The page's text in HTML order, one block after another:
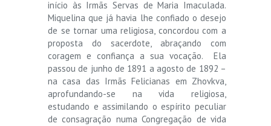
início às Irmãs Servas de Maria Imaculada.
Miquelina que já havia lhe confiado o desejo
de se tornar uma religiosa, concordou com a
proposta do sacerdote, abraçando com
coragem e confiança a sua vocação. Ela
passou de junho de 1891 a agosto de 1892 –
na casa das Irmãs Felicianas em Zhovkva,
aprofundando-se na vida religiosa,
estudando e assimilando o espírito peculiar
de consagração numa Congregação de vida